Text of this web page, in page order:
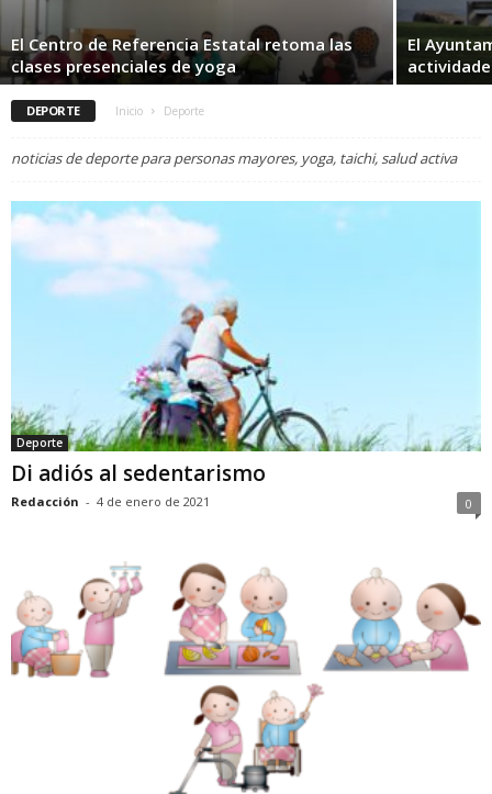
El Centro de Referencia Estatal retoma las
clases presenciales de yoga
El
DEPORTE Inicio Deporte
noticias de deporte para personas mayores, yoga, taichi, salud activa
Deporte
Di adiós al sedentarismo
Redacción - 4 de enero de 2021 0